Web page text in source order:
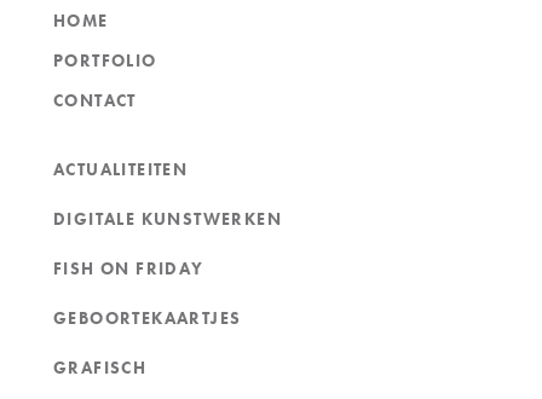
HOME
PORTFOLIO
CONTACT
ACTUALITEITEN
DIGITALE KUNSTWERKEN
FISH ON FRIDAY
GEBOORTEKAARTJES
GRAFISCH